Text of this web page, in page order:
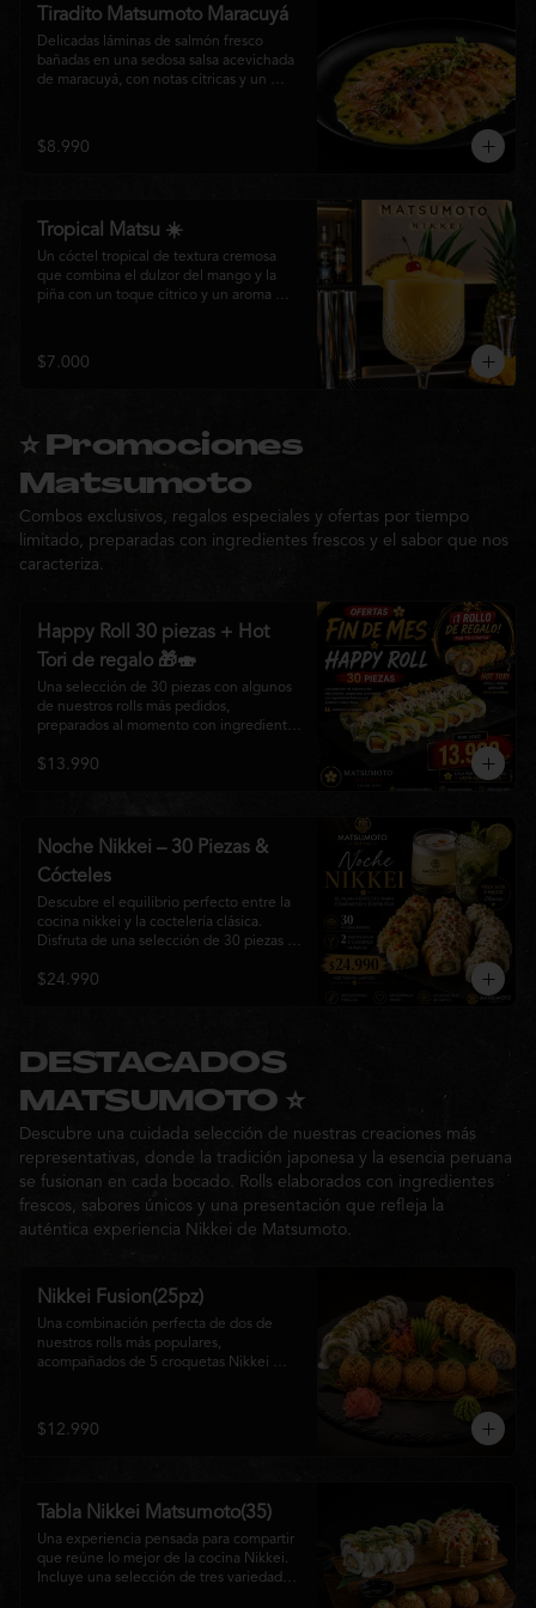
Tiradito Matsumoto Maracuyá
Delicadas láminas de salmón fresco
bañadas en una sedosa salsa acevichada
de maracuyá, con notas cítricas y un
de ají rojo, aceite de cilantro, brotes
frescos y pimienta recién molida. Un
$8.990
Tropical Matsu ☀️
Un cóctel tropical de textura cremosa
que combina el dulzor del mango y la
piña con un toque cítrico y un aroma
nikkei de Matsumoto.
$7.000
⭐ Promociones
Matsumoto
Combos exclusivos, regalos especiales y ofertas por tiempo
limitado, preparadas con ingredientes frescos y el sabor que nos
caracteriza.
Happy Roll 30 piezas + Hot
Tori de regalo 🎁🍣
Una selección de 30 piezas con algunos
de nuestros rolls más pedidos,
preparados al momento con ingredientes
Matsumoto Nikkei. Una promoción
Incluye un Hot Tori de regalo (10 piezas):
crema y cebollín, frito en panko hasta
obtener un dorado perfecto y una
textura irresistible.
$13.990
Noche Nikkei – 30 Piezas &
Cócteles
Descubre el equilibrio perfecto entre la
cocina nikkei y la coctelería clásica.
Disfruta de una selección de 30 piezas
frescos, acompañadas de 2 Pisco Sour o
a Matsumoto Nikkei.
Ideal para: una cita, una salida con
amigos o una noche especial llena de
sabor y buena compañía.
$24.990
DESTACADOS
MATSUMOTO ⭐
Descubre una cuidada selección de nuestras creaciones más
representativas, donde la tradición japonesa y la esencia peruana
se fusionan en cada bocado. Rolls elaborados con ingredientes
frescos, sabores únicos y una presentación que refleja la
auténtica experiencia Nikkei de Matsumoto.
Nikkei Fusion(25pz)
Una combinación perfecta de dos de
nuestros rolls más populares,
acompañados de 5 croquetas Nikkei
cremosa salsa de la casa. Una tabla que
reúne diferentes texturas y sabores, ideal
$12.990
Tabla Nikkei Matsumoto(35)
Una experiencia pensada para compartir
que reúne lo mejor de la cocina Nikkei.
Incluye una selección de tres variedades